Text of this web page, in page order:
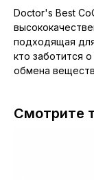
Doctor's Best
подходящая
кто заботится
обмена
Смотрите